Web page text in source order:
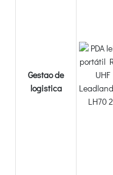
Gestao de
logistica